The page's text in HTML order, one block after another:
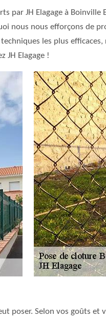
par JH Elagage à
nous nous efforçons de
les plus
JH Elagage !
poser. Selon vos goûts